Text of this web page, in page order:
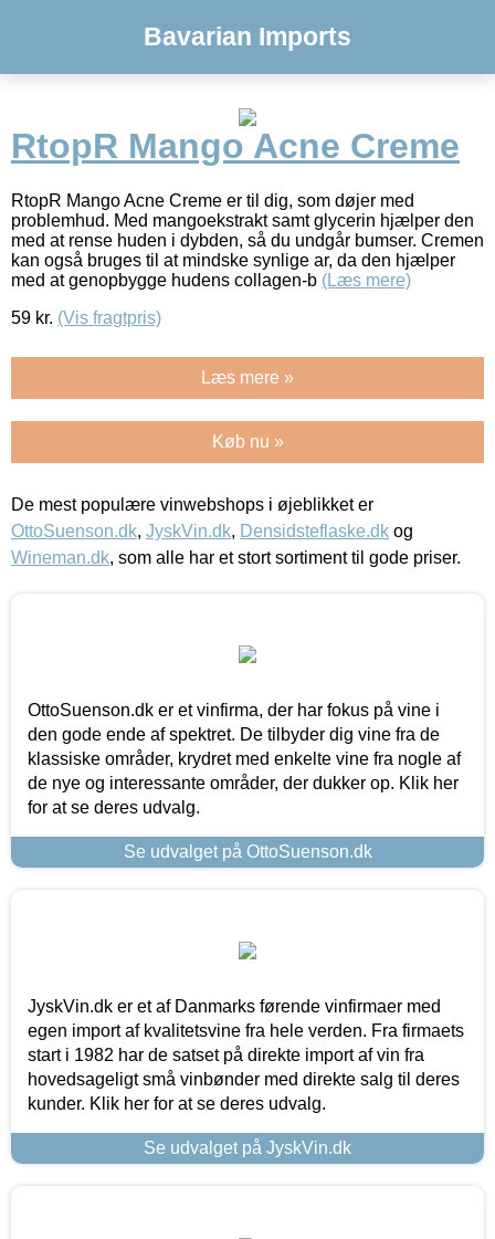
Bavarian Imports
RtopR Mango Acne Creme
RtopR Mango Acne Creme er til dig, som døjer med
problemhud. Med mangoekstrakt samt glycerin hjælper den
med at rense huden i dybden, så du undgår bumser. Cremen
kan også bruges til at mindske synlige ar, da den hjælper
med at genopbygge hudens collagen-b (Læs mere)
59 kr. (Vis fragtpris)
Læs mere »
Køb nu »
De mest populære vinwebshops i øjeblikket er
OttoSuenson.dk, JyskVin.dk, Densidsteflaske.dk og
Wineman.dk, som alle har et stort sortiment til gode priser.
OttoSuenson.dk er et vinfirma, der har fokus på vine i
den gode ende af spektret. De tilbyder dig vine fra de
klassiske områder, krydret med enkelte vine fra nogle af
de nye og interessante områder, der dukker op. Klik her
for at se deres udvalg.
Se udvalget på OttoSuenson.dk
JyskVin.dk er et af Danmarks førende vinfirmaer med
egen import af kvalitetsvine fra hele verden. Fra firmaets
start i 1982 har de satset på direkte import af vin fra
hovedsageligt små vinbønder med direkte salg til deres
kunder. Klik her for at se deres udvalg.
Se udvalget på JyskVin.dk